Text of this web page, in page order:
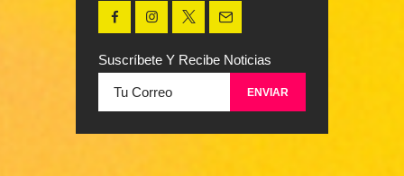
Suscríbete Y Recibe Noticias